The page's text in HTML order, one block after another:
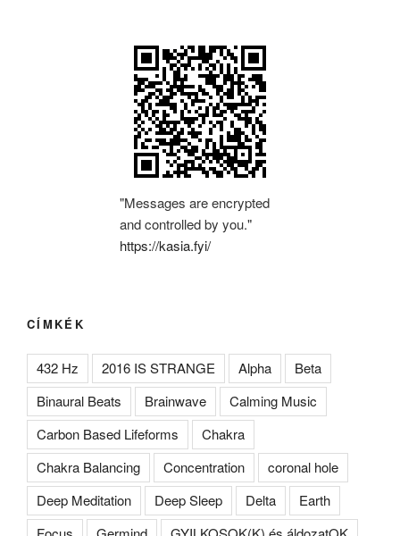
"Messages are encrypted
and controlled by you."
https://kasia.fyi/
CÍMKÉK
432 Hz 2016 IS STRANGE Alpha
Beta
Binaural Beats
Brainwave
Calming Music
Carbon Based Lifeforms
Chakra
Chakra Balancing
Concentration
coronal hole
Deep Meditation
Deep Sleep Delta
Earth